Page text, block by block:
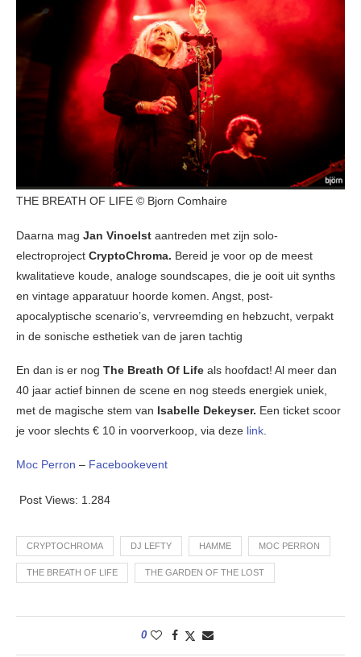
THE BREATH OF LIFE © Bjorn Comhaire
Daarna mag Jan Vinoelst aantreden met zijn solo-
electroproject CryptoChroma. Bereid je voor op de meest
kwalitatieve koude, analoge soundscapes, die je ooit uit synths
en vintage apparatuur hoorde komen. Angst, post-
apocalyptische scenario’s, vervreemding en hebzucht, verpakt
in de sonische esthetiek van de jaren tachtig
En dan is er nog The Breath Of Life als hoofdact! Al meer dan
40 jaar actief binnen de scene en nog steeds energiek uniek,
met de magische stem van Isabelle Dekeyser. Een ticket scoor
je voor slechts € 10 in voorverkoop, via deze link
Moc Perron – Facebookevent
Post Views: 1.284
CRYPTOCHROMA DJ LEFTY HAMME MOC PERRON
THE BREATH OF LIFE THE GARDEN OF THE LOST
0